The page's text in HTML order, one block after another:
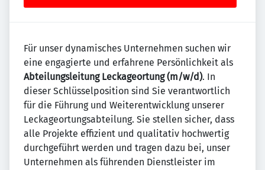
Für unser dynamisches Unternehmen suchen wir
eine engagierte und erfahrene Persönlichkeit als
Abteilungsleitung Leckageortung (m/w/d). In
dieser Schlüsselposition sind Sie verantwortlich
für die Führung und Weiterentwicklung unserer
Leckageortungsabteilung. Sie stellen sicher, dass
alle Projekte effizient und qualitativ hochwertig
durchgeführt werden und tragen dazu bei, unser
Unternehmen als führenden Dienstleister im